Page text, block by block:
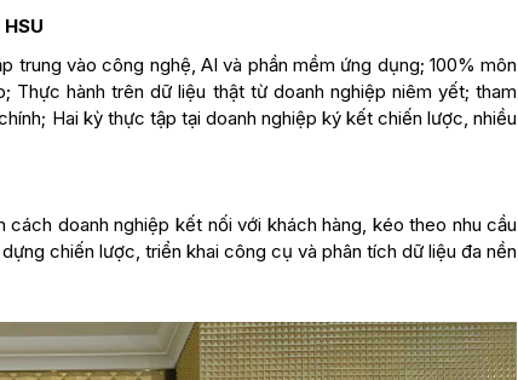
vào công nghệ, AI và phần mềm ứng dụng; 100% môn
Thực hành trên dữ liệu thật từ doanh nghiệp niêm yết; tham
Hai kỳ thực tập tại doanh nghiệp ký kết chiến lược, nhiều
doanh nghiệp kết nối với khách hàng, kéo theo nhu cầu
chiến lược, triển khai công cụ và phân tích dữ liệu đa nền